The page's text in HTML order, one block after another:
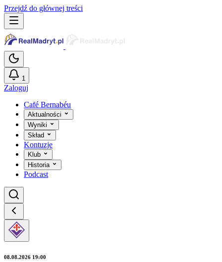
Przejdź do głównej treści
1
Zaloguj
Café Bernabéu
Aktualności
Wyniki
Skład
Kontuzje
Klub
Historia
Podcast
08.08.2026 19:00